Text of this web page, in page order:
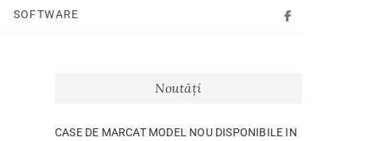
Facebook
SOFTWARE
Noutăți
CASE DE MARCAT MODEL NOU DISPONIBILE IN